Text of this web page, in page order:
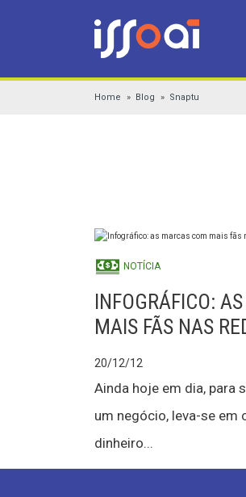
Home Blog Snaptu
NOTÍCIA
INFOGRÁFICO:
MAIS FÃS NAS
20/12/12
Ainda hoje em dia, para
um negócio, leva-se em
dinheiro...